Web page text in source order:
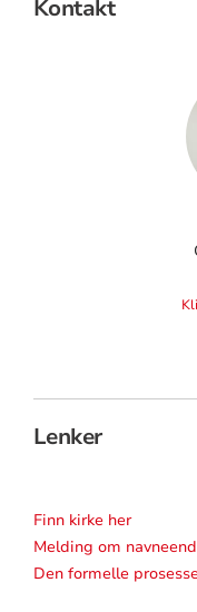
Kontakt
Lenker
Finn kirke her
Melding om
Den formelle